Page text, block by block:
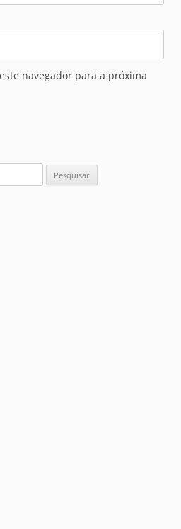
navegador para a próxima